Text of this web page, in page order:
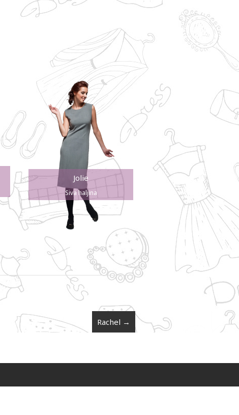
Jolie
Siva haljina
Rachel →